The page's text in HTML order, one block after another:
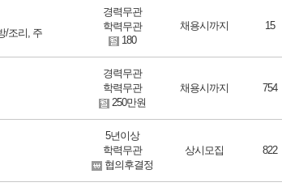
/조리, 주
경력무관
학력무관
180
채용시까지 15
경력무관
학력무관
250만원
채용시까지 754
5년이상
학력무관
협의후결정
상시모집 822